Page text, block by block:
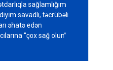
sağlamlığım
savadlı, təcrübəli
əhatə edən
“çox sağ olun”